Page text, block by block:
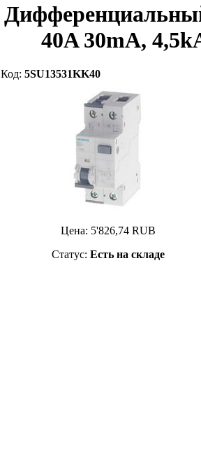
40A 30mA,
Код: 5SU13531KK40
Цена: 5'826,74RUB
Статус: Есть на складе